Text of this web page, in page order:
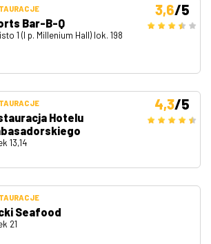
Bar-B-Q
1 (I p. Millenium Hall) lok. 198
3,6/5
Hotelu
13,14
4,3/5
Seafood
21